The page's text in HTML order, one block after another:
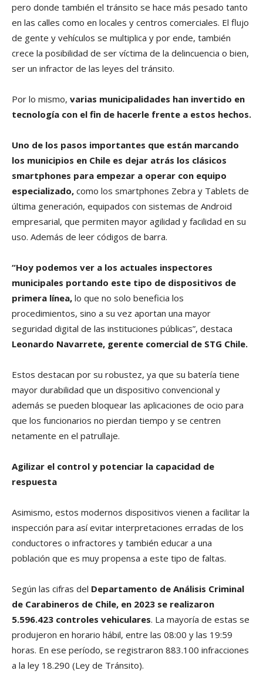
pero donde también el tránsito se hace más pesado tanto
en las calles como en locales y centros comerciales. El flujo
de gente y vehículos se multiplica y por ende, también
crece la posibilidad de ser víctima de la delincuencia o bien,
ser un infractor de las leyes del tránsito.
Por lo mismo, varias municipalidades han invertido en
tecnología con el fin de hacerle frente a estos hechos.
Uno de los pasos importantes que están marcando
los municipios en Chile es dejar atrás los clásicos
smartphones para empezar a operar con equipo
especializado, como los smartphones Zebra y Tablets de
última generación, equipados con sistemas de Android
empresarial, que permiten mayor agilidad y facilidad en su
uso. Además de leer códigos de barra.
“Hoy podemos ver a los actuales inspectores
municipales portando este tipo de dispositivos de
primera línea, lo que no solo beneficia los
procedimientos, sino a su vez aportan una mayor
seguridad digital de las instituciones públicas”, destaca
Leonardo Navarrete, gerente comercial de STG Chile.
Estos destacan por su robustez, ya que su batería tiene
mayor durabilidad que un dispositivo convencional y
además se pueden bloquear las aplicaciones de ocio para
que los funcionarios no pierdan tiempo y se centren
netamente en el patrullaje.
Agilizar el control y potenciar la capacidad de
respuesta
Asimismo, estos modernos dispositivos vienen a facilitar la
inspección para así evitar interpretaciones erradas de los
conductores o infractores y también educar a una
población que es muy propensa a este tipo de faltas.
Según las cifras del Departamento de Análisis Criminal
de Carabineros de Chile, en 2023 se realizaron
5.596.423 controles vehiculares. La mayoría de estas se
produjeron en horario hábil, entre las 08:00 y las 19:59
horas. En ese período, se registraron 883.100 infracciones
a la ley 18.290 (Ley de Tránsito).